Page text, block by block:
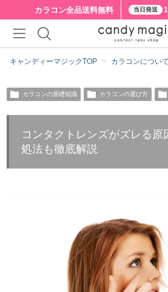
カラコン全品送料無料 当日発送
キャンディーマジックTOP カラコンについ
カラコンの基礎知識 カラコンの選び方
コンタクトレンズがズレる原
処法も徹底解説